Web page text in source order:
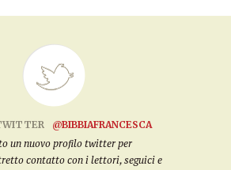
@BIBBIAFRANCESCA
un nuovo profilo twitter per
contatto con i lettori, seguici e